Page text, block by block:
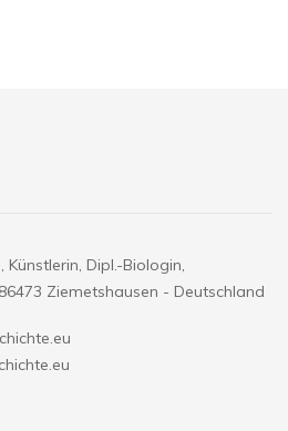
Dipl.-Biologin,
Ziemetshausen - Deutschland